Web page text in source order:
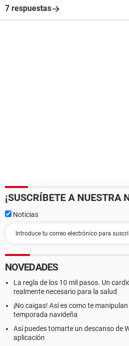
7 respuestas
¡SUSCRÍBETE A NUESTRA
Noticias
NOVEDADES
La regla de los 10 mil pasos. Un
realmente necesario para la salud
¡No caigas! Así es como te
temporada navideña
Así puedes tomarte un descanso de
aplicación